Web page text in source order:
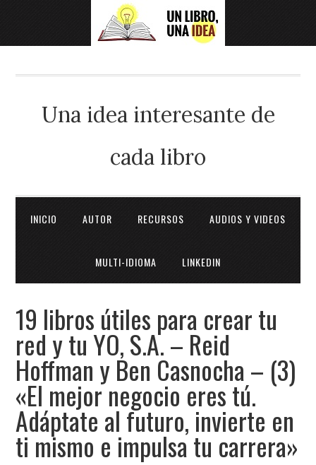
Una idea interesante de
cada libro
INICIO AUTOR RECURSOS AUDIOS Y VIDEOS
MULTI-IDIOMA LINKEDIN
19 libros útiles para crear tu
red y tu YO, S.A. – Reid
Hoffman y Ben Casnocha – (3)
«El mejor negocio eres tú.
Adáptate al futuro, invierte en
ti mismo e impulsa tu carrera»